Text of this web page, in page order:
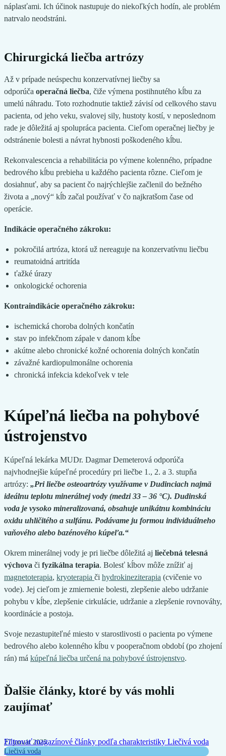
náplasťami. Ich účinok nastupuje do niekoľkých hodín, ale problém
natrvalo neodstráni.
Chirurgická liečba artrózy
Až v prípade neúspechu konzervatívnej liečby sa
odporúča operačná liečba, čiže výmena postihnutého kĺbu za
umelú náhradu. Toto rozhodnutie taktiež závisí od celkového stavu
pacienta, od jeho veku, svalovej sily, hustoty kostí, v neposlednom
rade je dôležitá aj spolupráca pacienta. Cieľom operačnej liečby je
odstránenie bolesti a návrat hybnosti poškodeného kĺbu.
Rekonvalescencia a rehabilitácia po výmene kolenného, prípadne
bedrového kĺbu prebieha u každého pacienta rôzne. Cieľom je
dosiahnuť, aby sa pacient čo najrýchlejšie začlenil do bežného
života a „nový“ kĺb začal používať v čo najkratšom čase od
operácie.
Indikácie operačného zákroku:
pokročilá artróza, ktorá už nereaguje na konzervatívnu liečbu
reumatoidná artritída
ťažké úrazy
onkologické ochorenia
Kontraindikácie operačného zákroku:
ischemická choroba dolných končatín
stav po infekčnom zápale v danom kĺbe
akútne alebo chronické kožné ochorenia dolných končatín
závažné kardiopulmonálne ochorenia
chronická infekcia kdekoľvek v tele
Kúpeľná liečba na pohybové
ústrojenstvo
Kúpeľná lekárka MUDr. Dagmar Demeterová odporúča
najvhodnejšie kúpeľné procedúry pri liečbe 1., 2. a 3. stupňa
artrózy: „Pri liečbe osteoartrózy využívame v Dudinciach najmä
ideálnu teplotu minerálnej vody (medzi 33 – 36 °C). Dudinská
voda je vysoko mineralizovaná, obsahuje unikátnu kombináciu
oxidu uhličitého a sulfánu. Podávame ju formou individuálneho
vaňového alebo bazénového kúpeľa.“
Okrem minerálnej vody je pri liečbe dôležitá aj liečebná telesná
výchova či fyzikálna terapia. Bolesť kĺbov môže znížiť aj
magnetoterapia, kryoterapia či hydrokineziterapia (cvičenie vo
vode). Jej cieľom je zmiernenie bolesti, zlepšenie alebo udržanie
pohybu v kĺbe, zlepšenie cirkulácie, udržanie a zlepšenie rovnováhy,
koordinácie a postoja.
Svoje nezastupiteľné miesto v starostlivosti o pacienta po výmene
bedrového alebo kolenného kĺbu v pooperačnom období (po zhojení
rán) má kúpeľná liečba určená na pohybové ústrojenstvo.
Ďalšie články, ktoré by vás mohli
zaujímať
27 január 2025
Filtrovať magazínové články podľa charakteristiky Liečivá voda
Liečivá voda